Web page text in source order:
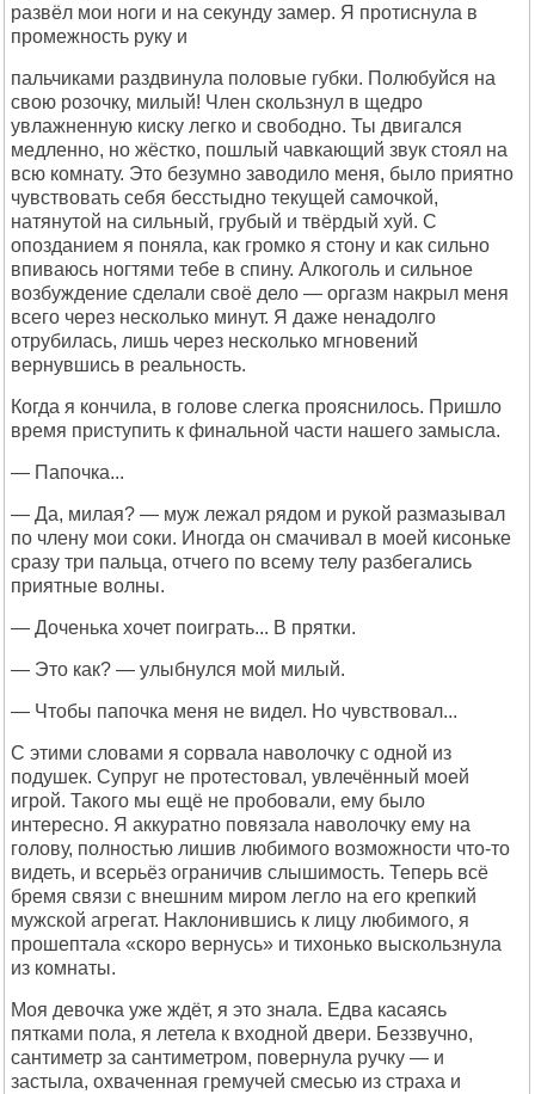
развёл мои ноги и на секунду замер. Я протиснула в
промежность руку и
пальчиками раздвинула половые губки. Полюбуйся на
свою розочку, милый! Член скользнул в щедро
увлажненную киску легко и свободно. Ты двигался
медленно, но жёстко, пошлый чавкающий звук стоял на
всю комнату. Это безумно заводило меня, было приятно
чувствовать себя бесстыдно текущей самочкой,
натянутой на сильный, грубый и твёрдый хуй. С
опозданием я поняла, как громко я стону и как сильно
впиваюсь ногтями тебе в спину. Алкоголь и сильное
возбуждение сделали своё дело — оргазм накрыл меня
всего через несколько минут. Я даже ненадолго
отрубилась, лишь через несколько мгновений
вернувшись в реальность.
Когда я кончила, в голове слегка прояснилось. Пришло
время приступить к финальной части нашего замысла.
— Папочка...
— Да, милая? — муж лежал рядом и рукой размазывал
по члену мои соки. Иногда он смачивал в моей кисоньке
сразу три пальца, отчего по всему телу разбегались
приятные волны.
— Доченька хочет поиграть... В прятки.
— Это как? — улыбнулся мой милый.
— Чтобы папочка меня не видел. Но чувствовал...
С этими словами я сорвала наволочку с одной из
подушек. Супруг не протестовал, увлечённый моей
игрой. Такого мы ещё не пробовали, ему было
интересно. Я аккуратно повязала наволочку ему на
голову, полностью лишив любимого возможности что-то
видеть, и всерьёз ограничив слышимость. Теперь всё
бремя связи с внешним миром легло на его крепкий
мужской агрегат. Наклонившись к лицу любимого, я
прошептала «скоро вернусь» и тихонько выскользнула
из комнаты.
Моя девочка уже ждёт, я это знала. Едва касаясь
пятками пола, я летела к входной двери. Беззвучно,
сантиметр за сантиметром, повернула ручку — и
застыла, охваченная гремучей смесью из страха и